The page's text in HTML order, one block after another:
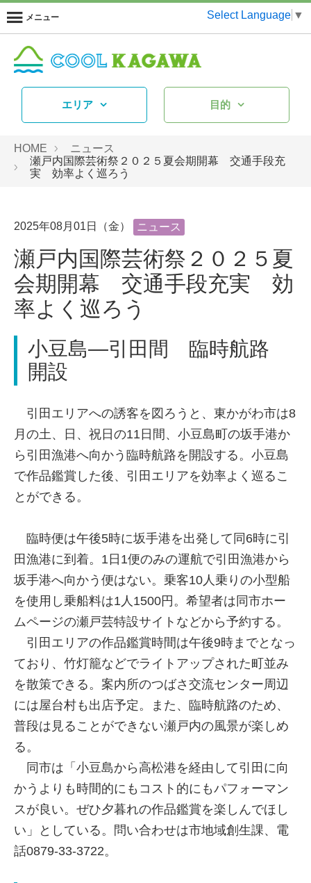
メニュー Select Language ▼
エリア 目的
HOME
ニュース
瀬戸内国際芸術祭２０２５夏会期開幕 交通手段充
実 効率よく巡ろう
2025年08月01日（金） ニュース
瀬戸内国際芸術祭２０２５夏
会期開幕 交通手段充実 効
率よく巡ろう
小豆島―引田間 臨時航路
開設
引田エリアへの誘客を図ろうと、東かがわ市は8
月の土、日、祝日の11日間、小豆島町の坂手港か
ら引田漁港へ向かう臨時航路を開設する。小豆島
で作品鑑賞した後、引田エリアを効率よく巡るこ
とができる。
臨時便は午後5時に坂手港を出発して同6時に引
田漁港に到着。1日1便のみの運航で引田漁港から
坂手港へ向かう便はない。乗客10人乗りの小型船
を使用し乗船料は1人1500円。希望者は同市ホー
ムページの瀬戸芸特設サイトなどから予約する。
引田エリアの作品鑑賞時間は午後9時までとなっ
ており、竹灯籠などでライトアップされた町並み
を散策できる。案内所のつばさ交流センター周辺
には屋台村も出店予定。また、臨時航路のため、
普段は見ることができない瀬戸内の風景が楽しめ
る。
同市は「小豆島から高松港を経由して引田に向
かうよりも時間的にもコスト的にもパフォーマン
スが良い。ぜひ夕暮れの作品鑑賞を楽しんでほし
い」としている。問い合わせは市地域創生課、電
話0879-33-3722。